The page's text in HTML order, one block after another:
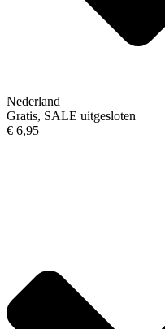
Nederland
Gratis, SALE uitgesloten
€ 6,95